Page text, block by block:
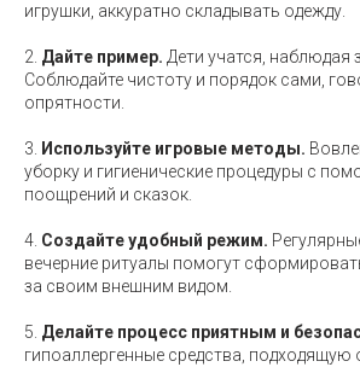
игрушки, аккуратно складывать одежду.
2. Дайте пример. Дети учатся, наблюдая
Соблюдайте чистоту и порядок сами,
опрятности.
3. Используйте игровые методы.
уборку и гигиенические процедуры с
поощрений и сказок.
4. Создайте удобный режим.
вечерние ритуалы помогут
за своим внешним видом.
5. Делайте процесс приятным и
гипоаллергенные средства, подходящую